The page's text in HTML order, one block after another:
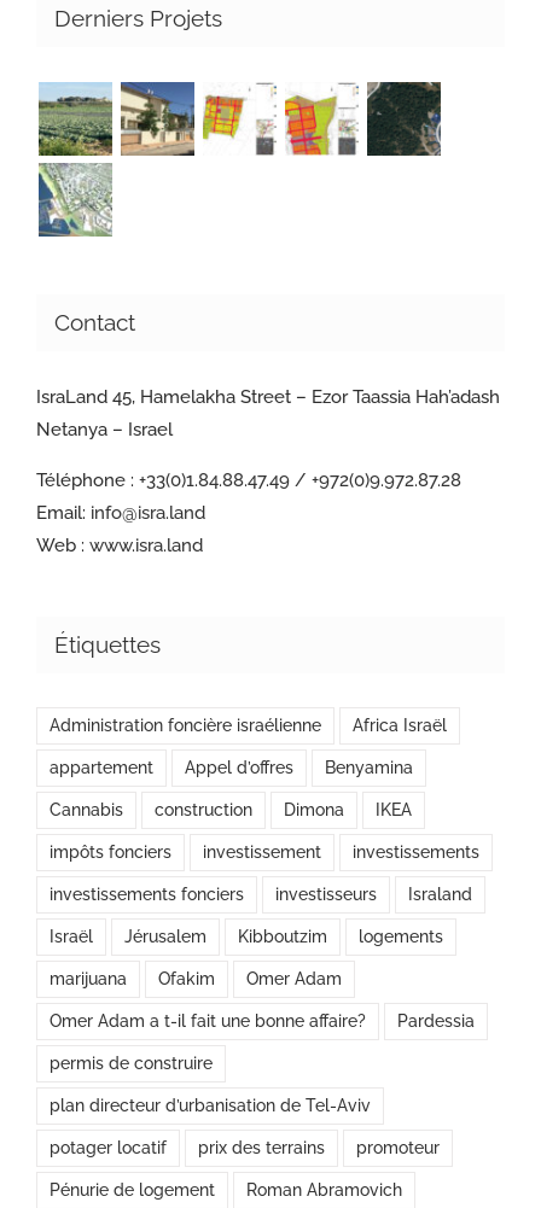
Derniers Projets
Contact
IsraLand 45, Hamelakha Street – Ezor Taassia Hah’adash
Netanya – Israel
Téléphone : +33(0)1.84.88.47.49 / +972(0)9.972.87.28
Email: info@isra.land
Web : www.isra.land
Étiquettes
Administration foncière israélienne Africa Israël
appartement Appel d’offres Benyamina
Cannabis construction Dimona IKEA
impôts fonciers investissement investissements
investissements fonciers investisseurs Israland
Israël Jérusalem Kibboutzim logements
marijuana Ofakim Omer Adam
Omer Adam a t-il fait une bonne affaire? Pardessia
permis de construire
plan directeur d’urbanisation de Tel-Aviv
potager locatif prix des terrains promoteur
Pénurie de logement Roman Abramovich